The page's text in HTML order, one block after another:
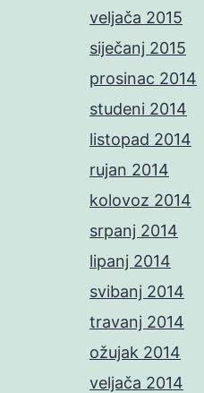
veljača 2015
siječanj 2015
prosinac 2014
studeni 2014
listopad 2014
rujan 2014
kolovoz 2014
srpanj 2014
lipanj 2014
svibanj 2014
travanj 2014
ožujak 2014
veljača 2014